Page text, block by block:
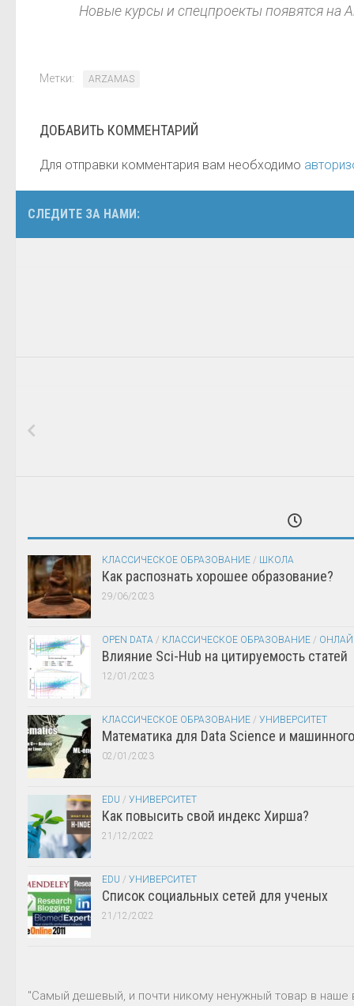
Новые курсы и спецпроекты появятся на
Метки: ARZAMAS
ДОБАВИТЬ КОММЕНТАРИЙ
Для отправки комментария вам необходимо
СЛЕДИТЕ ЗА НАМИ:
КЛАССИЧЕСКОЕ ОБРАЗОВАНИЕ / ШКОЛА
Как распознать хорошее образование?
29/06/2023
OPEN DATA / КЛАССИЧЕСКОЕ ОБРАЗОВАНИЕ /
Влияние Sci-Hub на цитируемость статей
12/01/2023
КЛАССИЧЕСКОЕ ОБРАЗОВАНИЕ / УНИВЕРСИТЕТ
Математика для Data Science и
02/01/2023
EDU / УНИВЕРСИТЕТ
Как повысить свой индекс Хирша?
21/12/2022
EDU / УНИВЕРСИТЕТ
Список социальных сетей для ученых
21/12/2022
"Самый дешевый, и почти никому ненужный товар в